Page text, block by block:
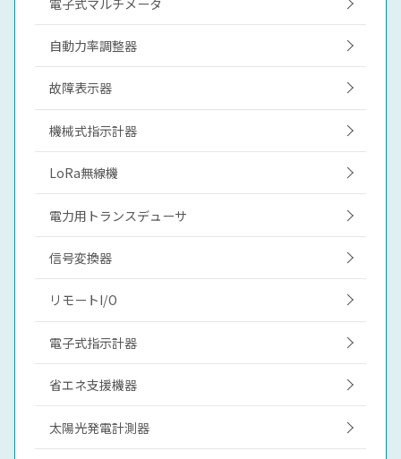
自動力率調整器
故障表示器
機械式指示計器
LoRa無線機
電力用トランスデューサ
信号変換器
リモートI/O
電子式指示計器
省エネ支援機器
太陽光発電計測器